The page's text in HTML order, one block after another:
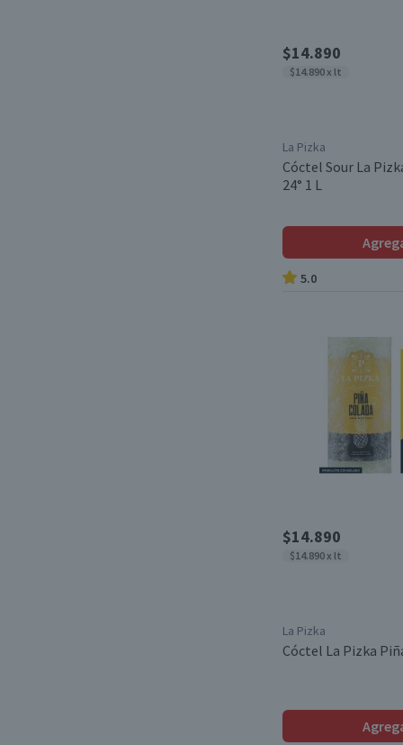
$14.890
$14.890 x lt
La Pizka
Cóctel Sour La
24° 1 L
5.0
$14.890
$14.890 x lt
La Pizka
Cóctel La Pizka